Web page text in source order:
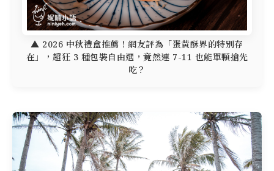
▲ 2026 中秋禮盒推薦！網友評為「蛋黃酥界的特別存
在」，超狂 3 種包裝自由選，竟然連 7-11 也能單顆搶先
吃？